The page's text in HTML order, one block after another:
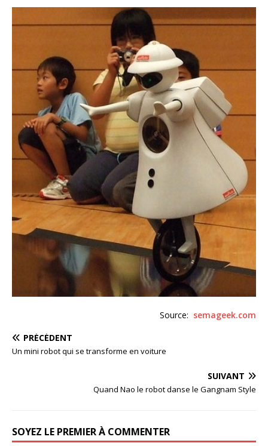
Source: semageek.com
PRÉCÉDENT
Un mini robot qui se transforme en voiture
SUIVANT
Quand Nao le robot danse le Gangnam Style
SOYEZ LE PREMIER À COMMENTER